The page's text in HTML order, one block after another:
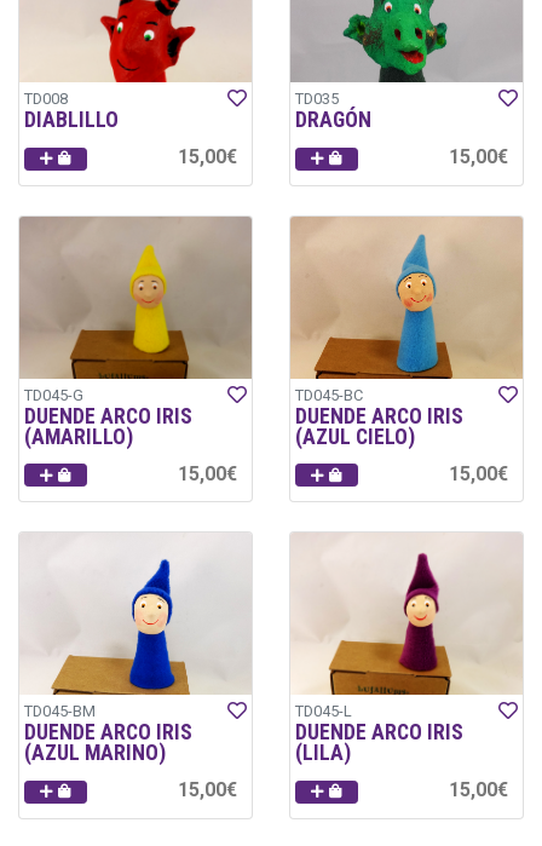
TD008
DIABLILLO
15,00€
TD035
DRAGÓN
15,00€
TD045-G
DUENDE ARCO IRIS
(AMARILLO)
15,00€
TD045-BC
DUENDE ARCO IRIS
(AZUL CIELO)
15,00€
TD045-BM
DUENDE ARCO IRIS
(AZUL MARINO)
15,00€
TD045-L
DUENDE ARCO IRIS
(LILA)
15,00€